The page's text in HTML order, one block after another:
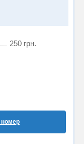
250 грн.
номер